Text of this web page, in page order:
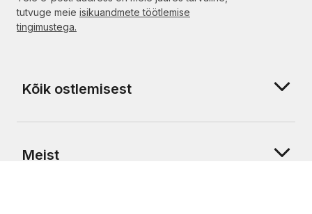
tutvuge meie isikuandmete töötlemise
tingimustega.
Kõik ostlemisest
Meist